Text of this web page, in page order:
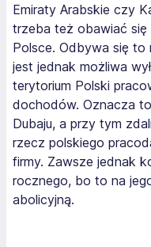
Emiraty Arabskie czy
trzeba też obawiać
Polsce. Odbywa się to
jest jednak możliwa
terytorium Polski
dochodów. Oznacza
Dubaju, a przy tym
rzecz polskiego
firmy. Zawsze jednak
rocznego, bo to na
abolicyjną.